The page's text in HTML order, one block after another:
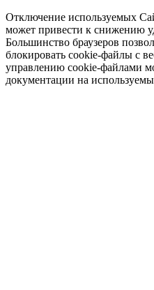
Отключение используемых
может привести к снижению
Большинство браузеров
блокировать cookie-файлы c
управлению cookie-файлами
документации на